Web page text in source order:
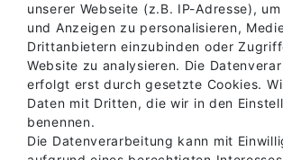
unserer Webseite (z.B. IP-Adresse),
und Anzeigen zu personalisieren,
Drittanbietern einzubinden oder
Website zu analysieren. Die
erfolgt erst durch gesetzte Cookies.
Daten mit Dritten, die wir in den
benennen.
Die Datenverarbeitung kann mit